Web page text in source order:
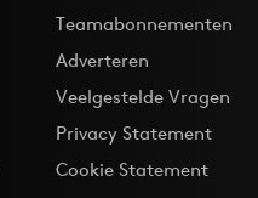
Teamabonnementen
Adverteren
Veelgestelde Vragen
Privacy Statement
Cookie Statement